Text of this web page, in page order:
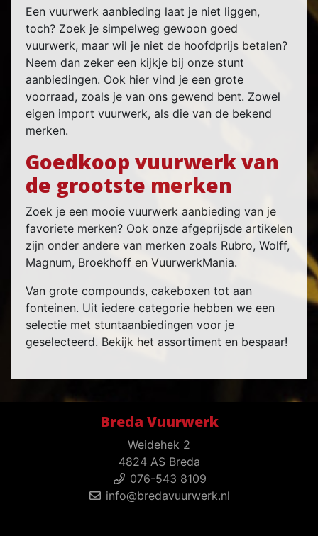
Een vuurwerk aanbieding laat je niet liggen,
toch? Zoek je simpelweg gewoon goed
vuurwerk, maar wil je niet de hoofdprijs betalen?
Neem dan zeker een kijkje bij onze stunt
aanbiedingen. Ook hier vind je een grote
voorraad, zoals je van ons gewend bent. Zowel
eigen import vuurwerk, als die van de bekend
merken.
Goedkoop vuurwerk van
de grootste merken
Zoek je een mooie vuurwerk aanbieding van je
favoriete merken? Ook onze afgeprijsde artikelen
zijn onder andere van merken zoals Rubro, Wolff,
Magnum, Broekhoff en VuurwerkMania.
Van grote compounds, cakeboxen tot aan
fonteinen. Uit iedere categorie hebben we een
selectie met stuntaanbiedingen voor je
geselecteerd. Bekijk het assortiment en bespaar!
Breda Vuurwerk
Weidehek 2
4824 AS Breda
076-543 8109
info@bredavuurwerk.nl